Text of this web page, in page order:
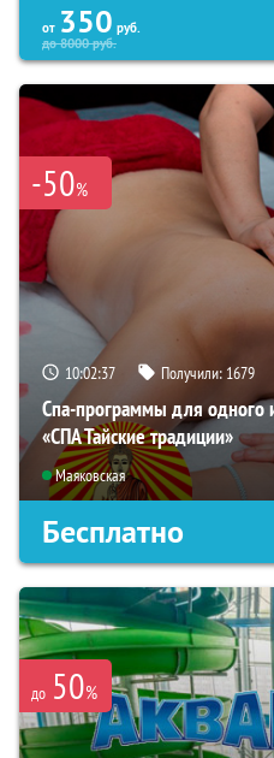
от 350 руб.
до8000руб.
-50%
10:02:35 Получили: 1679
Спа-программы для одного
«СПА Тайские традиции»
Маяковская
Бесплатно
до 50%